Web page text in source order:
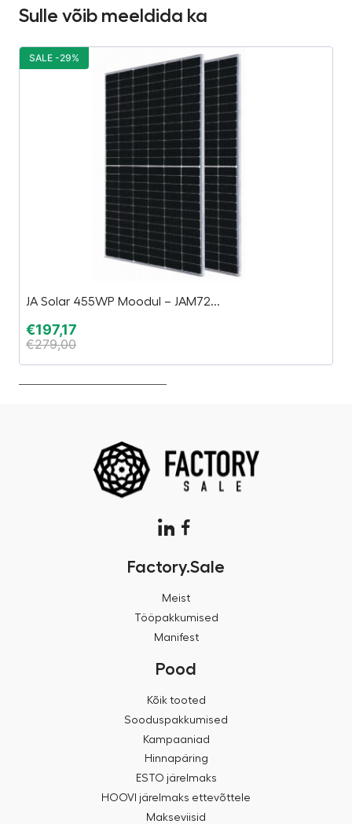
Sulle võib meeldida ka
JA Solar 455WP Moodul – JAM72...
€197,17
€279,00
SALE -29%
Factory.Sale
Meist
Tööpakkumised
Manifest
Pood
Kõik tooted
Sooduspakkumised
Kampaaniad
Hinnapäring
ESTO järelmaks
HOOVI järelmaks ettevõttele
Makseviisid